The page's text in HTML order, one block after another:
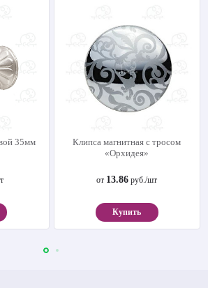
35мм
Клипса магнитная с тросом
«Орхидея»
от 13.86 руб./шт
Купить